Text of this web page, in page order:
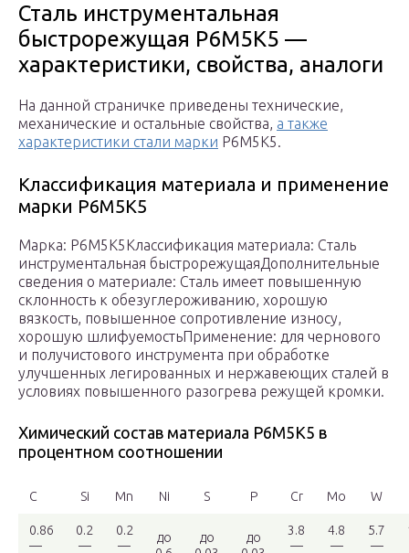
Сталь инструментальная
быстрорежущая Р6М5К5 —
характеристики, свойства, аналоги
На данной страничке приведены технические,
механические и остальные свойства, а также
характеристики стали марки Р6М5К5.
Классификация материала и применение
марки Р6М5К5
Марка: Р6М5К5Классификация материала: Сталь
инструментальная быстрорежущаяДополнительные
сведения о материале: Сталь имеет повышенную
склонность к обезуглероживанию, хорошую
вязкость, повышенное сопротивление износу,
хорошую шлифуемостьПрименение: для чернового
и получистового инструмента при обработке
улучшенных легированных и нержавеющих сталей в
условиях повышенного разогрева режущей кромки.
Химический состав материала Р6М5К5 в
процентном соотношении
C Si Mn Ni S P Cr Mo W
0.86
—
0.2
—
0.2
—
до
до
до
3.8
—
4.8
—
5.7
—